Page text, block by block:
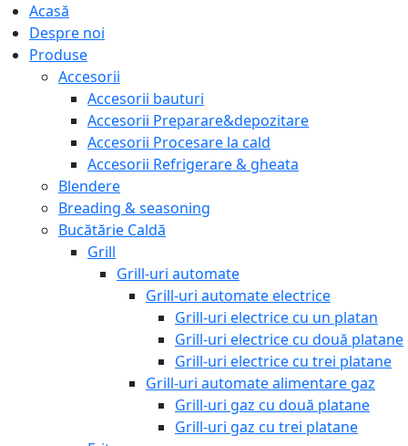
Acasă
Despre noi
Produse
Accesorii
Accesorii bauturi
Accesorii Preparare&depozitare
Accesorii Procesare la cald
Accesorii Refrigerare & gheata
Blendere
Breading & seasoning
Bucătărie Caldă
Grill
Grill-uri automate
Grill-uri automate electrice
Grill-uri electrice cu un platan
Grill-uri electrice cu două platane
Grill-uri electrice cu trei platane
Grill-uri automate alimentare gaz
Grill-uri gaz cu două platane
Grill-uri gaz cu trei platane